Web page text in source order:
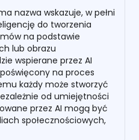
nazwa wskazuje, w pełni
do tworzenia
na podstawie
lub obrazu
wspierane przez AI
na proces
każdy może stworzyć
od umiejętności
przez AI mogą być
społecznościowych,